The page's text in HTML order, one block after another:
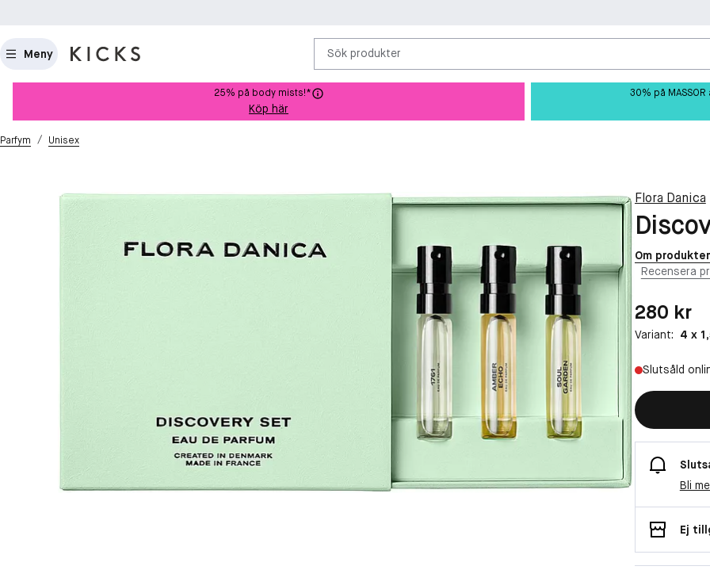
Meny Sök produkter
25% på body mists!*
Köp här
30% på
Parfym / Unisex
Flora Danica
Om
Recensera
Variant: 4 x
Pris: 280 kr
280 kr
Slutsåld
Bli
Ej